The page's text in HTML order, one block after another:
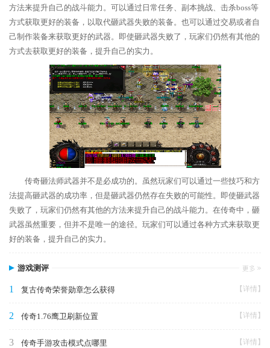
方法来提升自己的战斗能力。可以通过日常任务、副本挑战、击杀boss等
方式获取更好的装备，以取代砸武器失败的装备。也可以通过交易或者自
己制作装备来获取更好的武器。即使砸武器失败了，玩家们仍然有其他的
方式去获取更好的装备，提升自己的实力。
传奇砸法师武器并不是必成功的。虽然玩家们可以通过一些技巧和方
法提高砸武器的成功率，但是砸武器仍然存在失败的可能性。即使砸武器
失败了，玩家们仍然有其他的方法来提升自己的战斗能力。在传奇中，砸
武器虽然重要，但并不是唯一的途径。玩家们可以通过各种方式来获取更
好的装备，提升自己的实力。
游戏测评
1 复古传奇荣誉勋章怎么获得 【详情】
2 传奇1.76鹰卫刷新位置 【详情】
3 传奇手游攻击模式点哪里 【详情】